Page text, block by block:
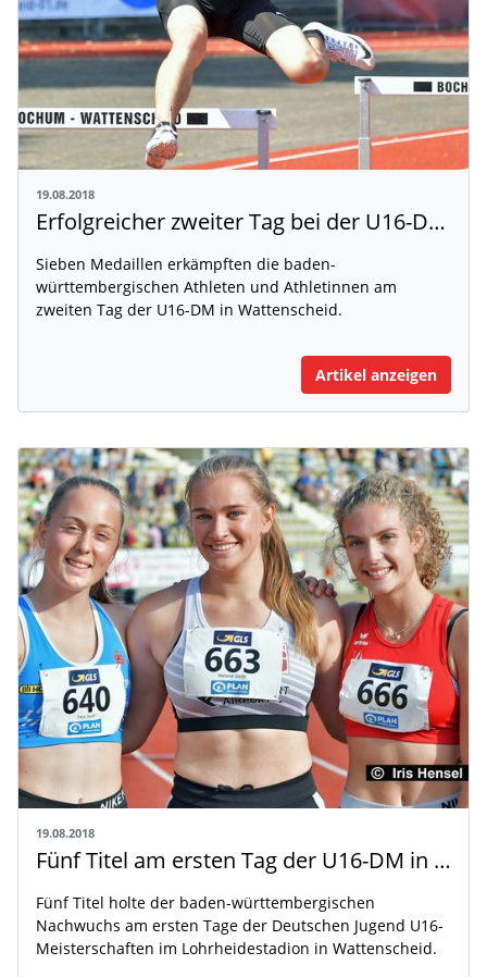
19.08.2018
Erfolgreicher zweiter Tag bei der U16-DM in Wattenscheid
Sieben Medaillen erkämpften die baden-
württembergischen Athleten und Athletinnen am
zweiten Tag der U16-DM in Wattenscheid.
Artikel anzeigen
19.08.2018
Fünf Titel am ersten Tag der U16-DM in Wattenscheid
Fünf Titel holte der baden-württembergischen
Nachwuchs am ersten Tage der Deutschen Jugend U16-
Meisterschaften im Lohrheidestadion in Wattenscheid.